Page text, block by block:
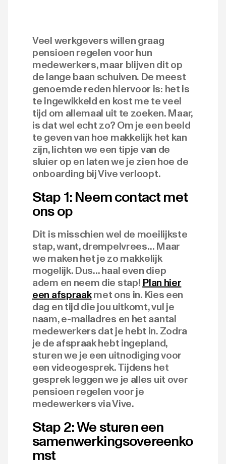
Veel werkgevers willen graag
pensioen regelen voor hun
medewerkers, maar blijven dit op
de lange baan schuiven. De meest
genoemde reden hiervoor is: het is
te ingewikkeld en kost me te veel
tijd om allemaal uit te zoeken. Maar,
is dat wel echt zo? Om je een beeld
te geven van hoe makkelijk het kan
zijn, lichten we een tipje van de
sluier op en laten we je zien hoe de
onboarding bij Vive verloopt.
Stap 1: Neem contact met
ons op
Dit is misschien wel de moeilijkste
stap, want, drempelvrees… Maar
we maken het je zo makkelijk
mogelijk. Dus… haal even diep
adem en neem die stap! Plan hier
een afspraakmet ons in. Kies een
dag en tijd die jou uitkomt, vul je
naam, e-mailadres en het aantal
medewerkers dat je hebt in. Zodra
je de afspraak hebt ingepland,
sturen we je een uitnodiging voor
een videogesprek. Tijdens het
gesprek leggen we je alles uit over
pensioen regelen voor je
medewerkers via Vive.
Stap 2: We sturen een
samenwerkingsovereenko
mst